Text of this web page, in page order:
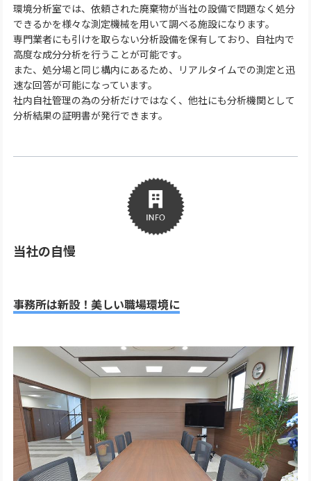
環境分析室では、依頼された廃棄物が当社の設備で問題なく処分
できるかを様々な測定機械を用いて調べる施設になります。
専門業者にも引けを取らない分析設備を保有しており、自社内で
高度な成分分析を行うことが可能です。
また、処分場と同じ構内にあるため、リアルタイムでの測定と迅
速な回答が可能になっています。
社内自社管理の為の分析だけではなく、他社にも分析機関として
分析結果の証明書が発行できます。
当社の自慢
事務所は新設！美しい職場環境に